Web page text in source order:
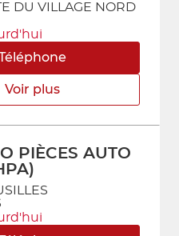
DU VILLAGE NORD
Voir plus
PIÈCES AUTO